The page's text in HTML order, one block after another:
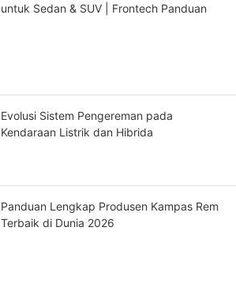
untuk Sedan & SUV | Frontech Panduan
Evolusi Sistem Pengereman pada
Kendaraan Listrik dan Hibrida
Panduan Lengkap Produsen Kampas Rem
Terbaik di Dunia 2026